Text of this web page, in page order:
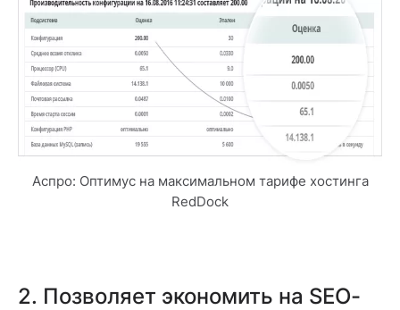
Аспро: Оптимус на максимальном тарифе хостинга
RedDock
2. Позволяет экономить на SEO-